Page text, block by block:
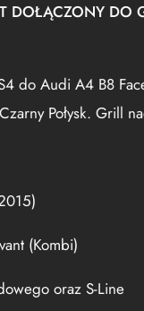
DOŁĄCZONY DO
do Audi A4 B8
Połysk. Grill
(Kombi)
oraz S-Line